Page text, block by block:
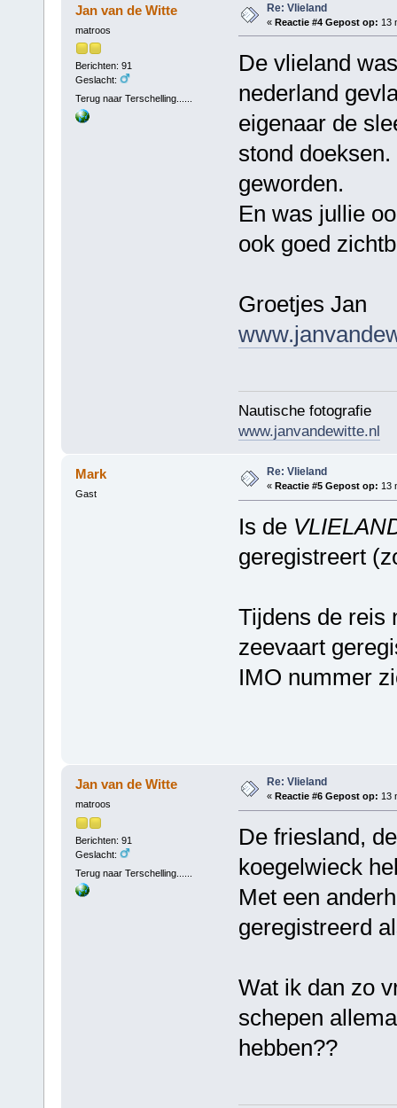
Jan van de Witte
matroos
Berichten: 91
Geslacht:
Terug naar Terschelling......
Re: Vlieland
« Reactie #4 Gepost op: 13
De vlieland
nederland
eigenaar de
stond
geworden.
En was jullie
ook goed
Groetjes Jan
Nautische fotografie
www.janvandewitte.nl
Mark
Gast
Re: Vlieland
« Reactie #5 Gepost op: 13
Is de
geregistreert
Tijdens de reis
zeevaart
IMO nummer
Jan van de Witte
matroos
Berichten: 91
Geslacht:
Terug naar Terschelling......
Re: Vlieland
« Reactie #6 Gepost op: 13
De friesland,
koegelwieck
Met een
geregistreerd
Wat ik dan zo
schepen
hebben??